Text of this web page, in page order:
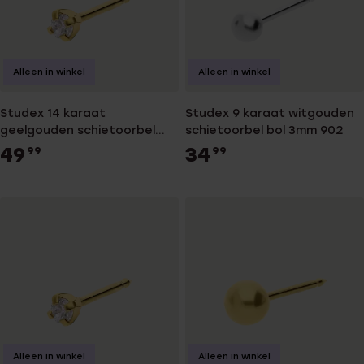
Studex 14 karaat
geelgouden schietoorbel
zirkonia 2mm 404
49 99
Alleen in winkel
Studex 9 karaat witgouden
schietoorbel bol 3mm 902
34 99
Alleen in winkel
Alleen in winkel Alleen in winkel